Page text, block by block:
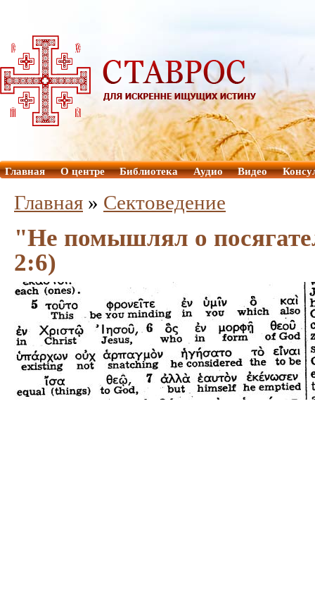
Главная О центре Библиотека Аудио Видео
Главная » Сектоведение
"Не помышлял о
2:6)